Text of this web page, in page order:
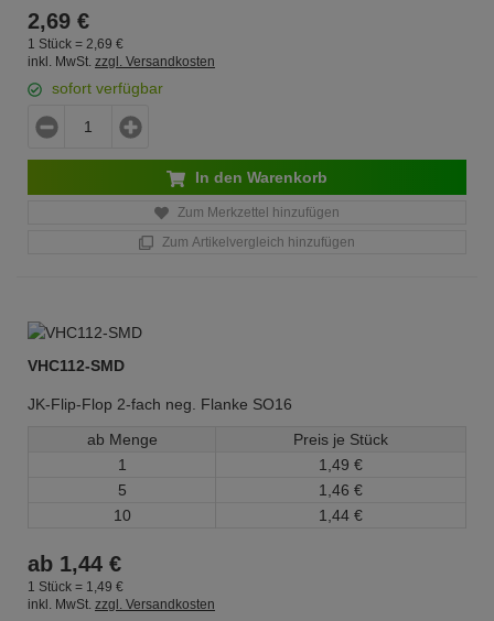
2,69 €
1 Stück = 2, 69 €
inkl. MwSt. zzgl. Versandkosten
sofort verfügbar
In den Warenkorb
Zum Merkzettel hinzufügen
Zum Artikelvergleich hinzufügen
VHC112-SMD
JK-Flip-Flop 2-fach neg. Flanke SO16
ab Menge
Preis je Stück
1
1, 49 €
5
1, 46 €
10
1, 44 €
ab 1,44 €
1 Stück = 1, 49 €
inkl. MwSt. zzgl. Versandkosten